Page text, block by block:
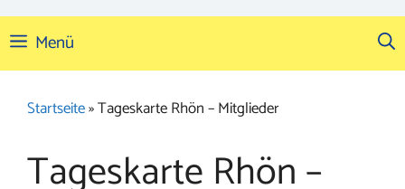
Menü
Startseite»Tageskarte Rhön – Mitglieder
Tageskarte Rhön –